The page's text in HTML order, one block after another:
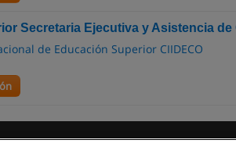
Secretaria Ejecutiva y Asistencia de
de Educación Superior CIIDECO